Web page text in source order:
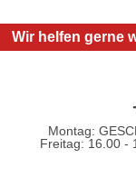
Wir helfen gerne
Montag:
Freitag: 16.00 -